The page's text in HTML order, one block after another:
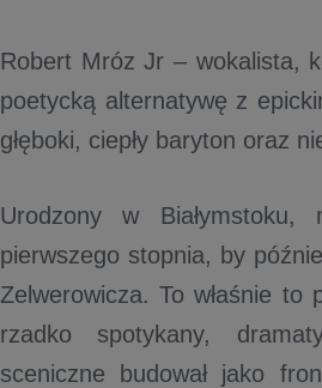
Robert Mróz Jr – wokalista,
poetycką alternatywę z
głęboki, ciepły baryton oraz
Urodzony w Białymstoku,
pierwszego stopnia, by
Zelwerowicza. To właśnie to
rzadko spotykany,
sceniczne budował jako